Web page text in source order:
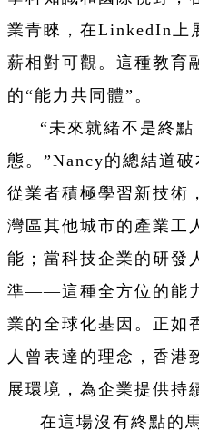
業青睞，在LinkedIn上
薪相對可觀。這種教育
的“能力共同體”。
“未來就緒不是終
態。”Nancy的總結道
從業者積極學習新技術
灣區其他城市的產業工
能；當科技企業的研發
準——這種全方位的能
業的全球化基因。正如
人曾表達的理念，香港
展環境，為企業提供持
在這場沒有終點的